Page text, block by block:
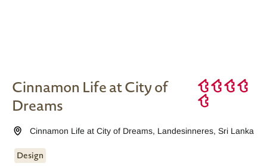
Cinnamon Life at City of
Dreams
Cinnamon Life at City of Dreams, Landesinneres,Sri Lanka
Design